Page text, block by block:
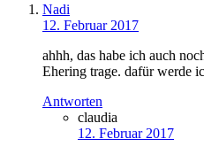
Nadi
12. Februar 2017
ahhh, das habe ich auch
Ehering trage. dafür werde
Antworten
claudia
12. Februar 2017